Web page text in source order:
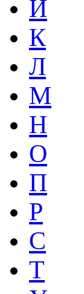
Й
К
Л
М
Н
О
П
Р
С
Т